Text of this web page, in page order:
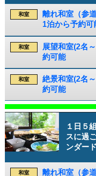
和室
離れ和室（参
1泊から予約可
和室
展望和室(2名
約可能
和室
絶景和室(2名
約可能
１日５
スに過
ンダー
和室
離れ和室（参